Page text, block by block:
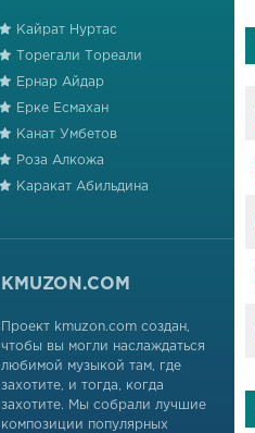
Кайрат Нуртас
Торегали Тореали
Ернар Айдар
Ерке Есмахан
Канат Умбетов
Роза Алкожа
Каракат Абильдина
KMUZON.COM
Проект kmuzon.com создан,
чтобы вы могли наслаждаться
любимой музыкой там, где
захотите, и тогда, когда
захотите. Мы собрали лучшие
композиции популярных